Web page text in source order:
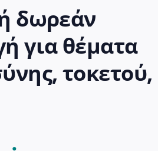
δωρεάν
για θέματα
τοκετού,